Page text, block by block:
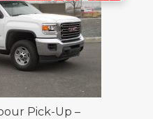
Pick-Up –